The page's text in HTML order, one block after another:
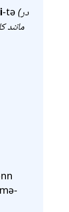
-tə (در